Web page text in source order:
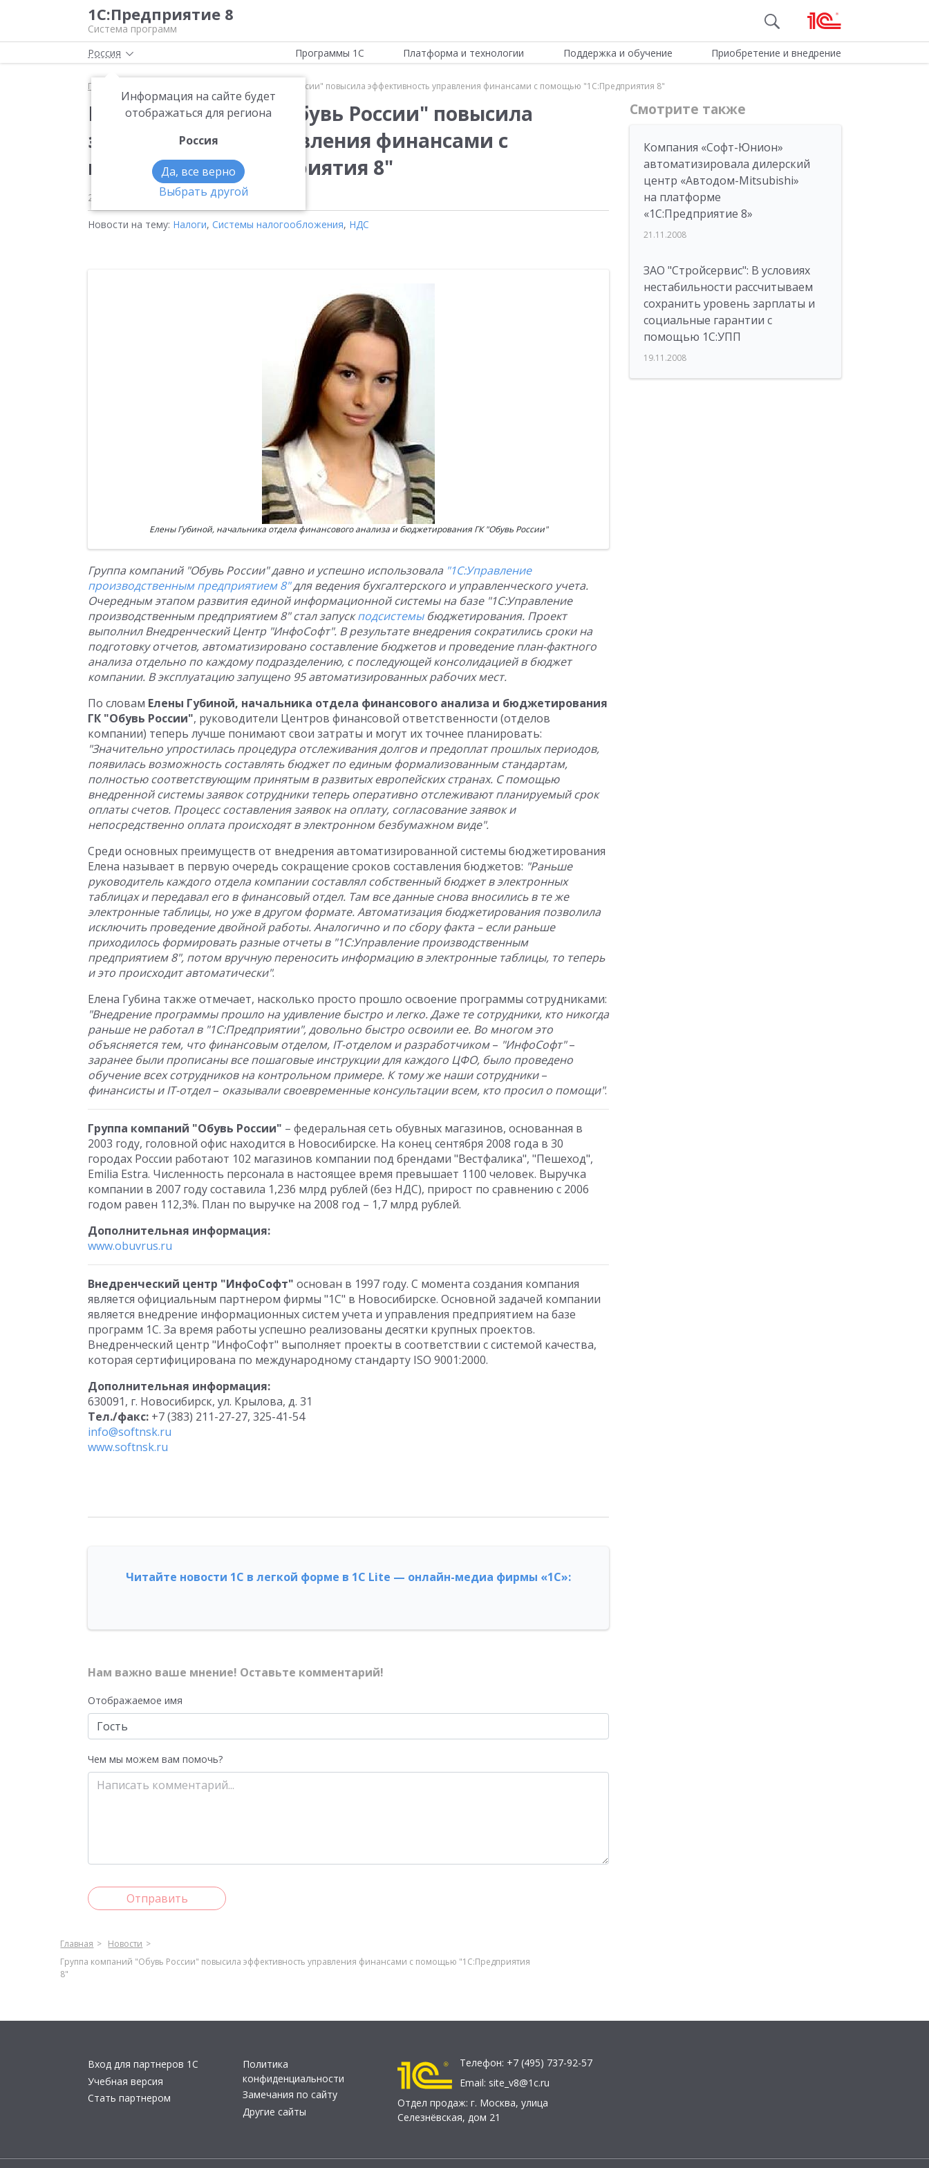
1С:Предприятие 8
Система программ
Россия
Информация на сайте будет
отображаться для региона
Россия
Да, все верно
Выбрать другой
Программы 1С Платформа и технологии Поддержка и обучение Приобретение и внедрение
Главная Группа компаний "Обувь России" повысила эффективность управления финансами с помощью "1С:Предприятия 8"
Группа компаний "Обувь России" повысила
эффективность управления финансами с
помощью "1С:Предприятия 8"
21.11.2008
Новости на тему: Налоги, Системы налогообложения, НДС
Елены Губиной, начальника отдела финансового анализа и бюджетирования ГК "Обувь России"
Группа компаний "Обувь России" давно и успешно использовала "1С:Управление
производственным предприятием 8"для ведения бухгалтерского и управленческого учета.
Очередным этапом развития единой информационной системы на базе "1С:Управление
производственным предприятием 8" стал запускподсистемыбюджетирования. Проект
выполнил Внедренческий Центр "ИнфоСофт". В результате внедрения сократились сроки на
подготовку отчетов, автоматизировано составление бюджетов и проведение план-фактного
анализа отдельно по каждому подразделению, с последующей консолидацией в бюджет
компании. В эксплуатацию запущено 95 автоматизированных рабочих мест.
По словам Елены Губиной, начальника отдела финансового анализа и бюджетирования
ГК "Обувь России", руководители Центров финансовой ответственности (отделов
компании) теперь лучше понимают свои затраты и могут их точнее планировать:
"Значительно упростилась процедура отслеживания долгов и предоплат прошлых периодов,
появилась возможность составлять бюджет по единым формализованным стандартам,
полностью соответствующим принятым в развитых европейских странах. С помощью
внедренной системы заявок сотрудники теперь оперативно отслеживают планируемый срок
оплаты счетов. Процесс составления заявок на оплату, согласование заявок и
непосредственно оплата происходят в электронном безбумажном виде".
Среди основных преимуществ от внедрения автоматизированной системы бюджетирования
Елена называет в первую очередь сокращение сроков составления бюджетов: "Раньше
руководитель каждого отдела компании составлял собственный бюджет в электронных
таблицах и передавал его в финансовый отдел. Там все данные снова вносились в те же
электронные таблицы, но уже в другом формате. Автоматизация бюджетирования позволила
исключить проведение двойной работы. Аналогично и по сбору факта – если раньше
приходилось формировать разные отчеты в "1С:Управление производственным
предприятием 8", потом вручную переносить информацию в электронные таблицы, то теперь
и это происходит автоматически".
Елена Губина также отмечает, насколько просто прошло освоение программы сотрудниками:
"Внедрение программы прошло на удивление быстро и легко. Даже те сотрудники, кто никогда
раньше не работал в "1С:Предприятии", довольно быстро освоили ее. Во многом это
объясняется тем, что финансовым отделом, IT-отделом и разработчиком– "ИнфоСофт"–
заранее были прописаны все пошаговые инструкции для каждого ЦФО, было проведено
обучение всех сотрудников на контрольном примере. К тому же наши сотрудники–
финансисты иIT-отдел– оказывали своевременные консультации всем, кто просил о помощи".
Группа компаний "Обувь России" – федеральная сеть обувных магазинов, основанная в
2003 году, головной офис находится в Новосибирске. На конец сентября 2008 года в 30
городах России работают 102 магазинов компании под брендами "Вестфалика", "Пешеход",
Emilia Estra. Численность персонала в настоящее время превышает 1100 человек. Выручка
компании в 2007 году составила 1,236 млрд рублей (без НДС), прирост по сравнению с 2006
годом равен 112,3%. План по выручке на 2008 год – 1,7 млрд рублей.
Дополнительная информация:
www.obuvrus.ru
Внедренческий центр "ИнфоСофт" основан в 1997 году. С момента создания компания
является официальным партнером фирмы "1С" в Новосибирске. Основной задачей компании
является внедрение информационных систем учета и управления предприятием на базе
программ 1С. За время работы успешно реализованы десятки крупных проектов.
Внедренческий центр "ИнфоСофт" выполняет проекты в соответствии с системой качества,
которая сертифицирована по международному стандарту ISO 9001:2000.
Дополнительная информация:
630091, г. Новосибирск, ул. Крылова, д. 31
Тел./факс: +7 (383) 211-27-27, 325-41-54
info@softnsk.ru
www.softnsk.ru
Читайте новости 1С в легкой форме в 1С Lite — онлайн-медиа фирмы «1С»:
Нам важно ваше мнение! Оставьте комментарий!
Отображаемое имя
Чем мы можем вам помочь?
Отправить
Смотрите также
Компания «Софт-Юнион»
автоматизировала дилерский
центр «Автодом-Mitsubishi»
на платформе
«1С:Предприятие 8»
21.11.2008
ЗАО "Стройсервис": В условиях
нестабильности рассчитываем
сохранить уровень зарплаты и
социальные гарантии с
помощью 1С:УПП
19.11.2008
Главная
Новости
Группа компаний "Обувь России" повысила эффективность управления финансами с помощью "1С:Предприятия
8"
Вход для партнеров 1С
Учебная версия
Стать партнером
Политика
конфиденциальности
Замечания по сайту
Другие сайты
Телефон: +7 (495) 737-92-57
Email: site_v8@1c.ru
Отдел продаж: г. Москва, улица
Селезнёвская, дом 21